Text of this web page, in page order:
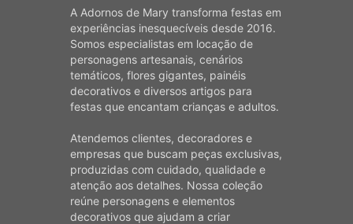
A Adornos de Mary transforma festas em
experiências inesquecíveis desde 2016.
Somos especialistas em locação de
personagens artesanais, cenários
temáticos, flores gigantes, painéis
decorativos e diversos artigos para
festas que encantam crianças e adultos.
Atendemos clientes, decoradores e
empresas que buscam peças exclusivas,
produzidas com cuidado, qualidade e
atenção aos detalhes. Nossa coleção
reúne personagens e elementos
decorativos que ajudam a criar